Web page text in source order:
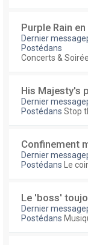
Purple Rain
Dernier
Postédans
Concerts &
His Majesty's
Dernier
Postédans Stop
Confinement
Dernier
Postédans
Le
Le 'boss'
Dernier
Postédans